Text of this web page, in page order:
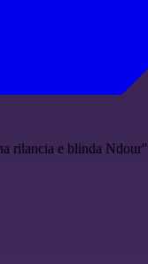
rilancia e blinda Ndour"